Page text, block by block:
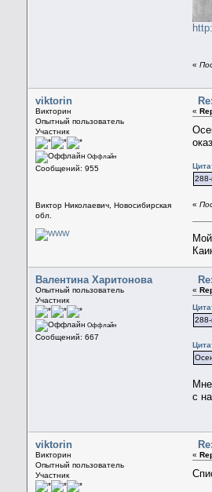
«
viktorin
Викторин
Опытный пользователь
Участник
Оффлайн
Сообщений: 955
Виктор Николаевич, Новосибирская
обл.
«
«
Валентина Харитонова
Опытный пользователь
Участник
Оффлайн
Сообщений: 667
«
с
viktorin
Викторин
Опытный пользователь
Участник
«